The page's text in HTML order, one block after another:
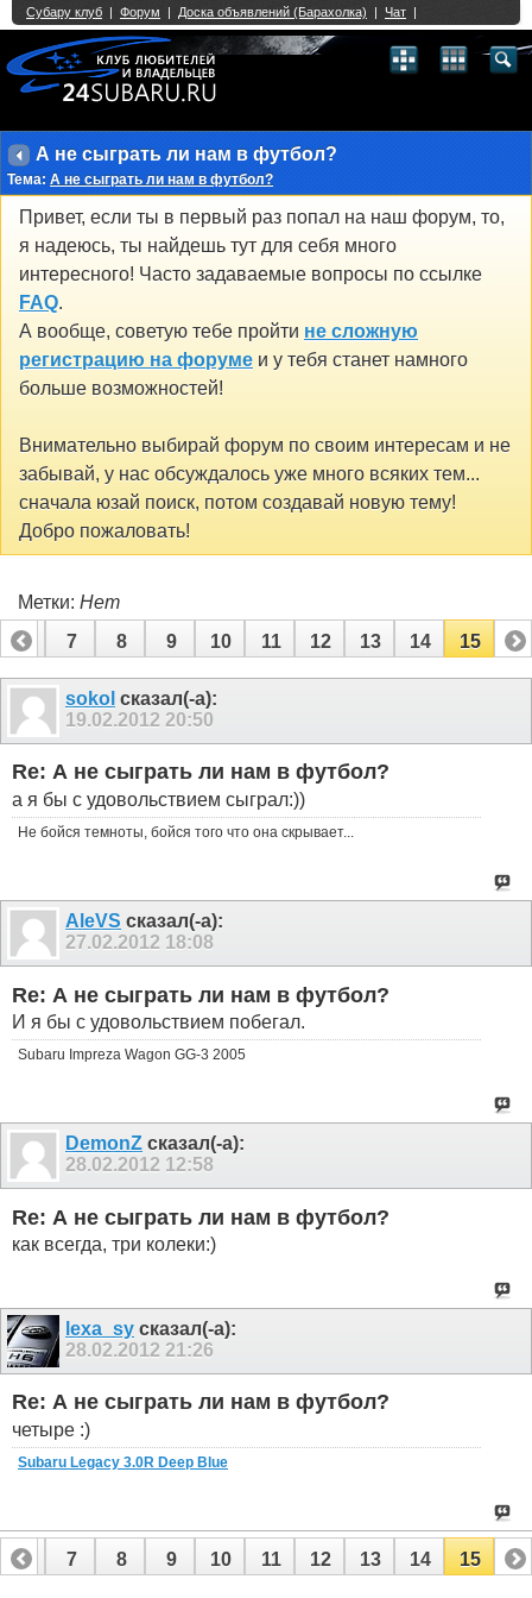
А не сыграть ли нам в футбол?
Тема: А не сыграть ли нам в футбол?
Привет, если ты в первый раз попал на наш форум, то,
я надеюсь, ты найдешь тут для себя много
интересного! Часто задаваемые вопросы по ссылке
FAQ.
А вообще, советую тебе пройти не сложную
регистрацию на форуме и у тебя станет намного
больше возможностей!
Внимательно выбирай форум по своим интересам и не
забывай, у нас обсуждалось уже много всяких тем...
сначала юзай поиск, потом создавай новую тему!
Добро пожаловать!
Метки: Нет
6
7 8 9 10 11 12 13 14 15
sokol сказал(-а):
19.02.2012 20:50
Re: А не сыграть ли нам в футбол?
а я бы с удовольствием сыграл:))
Не бойся темноты, бойся того что она скрывает...
AleVS сказал(-а):
27.02.2012 18:08
Re: А не сыграть ли нам в футбол?
И я бы с удовольствием побегал.
Subaru Impreza Wagon GG-3 2005
DemonZ сказал(-а):
28.02.2012 12:58
Re: А не сыграть ли нам в футбол?
как всегда, три колеки:)
lexa_sy сказал(-а):
28.02.2012 21:26
Re: А не сыграть ли нам в футбол?
четыре :)
Subaru Legacy 3.0R Deep Blue
6 7 8 9 10 11 12 13 14 15
Single Sign On provided byvBSSO
2 3 4 5 6 7 8 9 10 11 12 13 14 15 16 17 18 21 22 23 24 25 26
27 28 29 30 31 32 33 40 41 42 43